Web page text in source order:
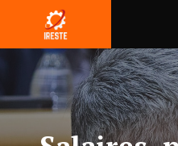
contenu